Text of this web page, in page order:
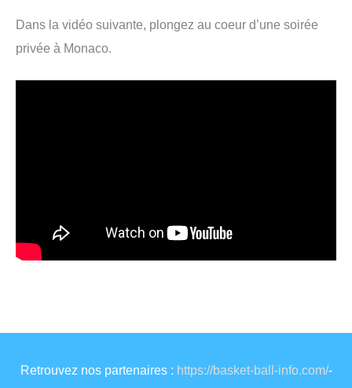
Dans la vidéo suivante, plongez au coeur d’une soirée
privée à Monaco.
Retrouvez nos partenaires : https://basket-ball-info.com/-